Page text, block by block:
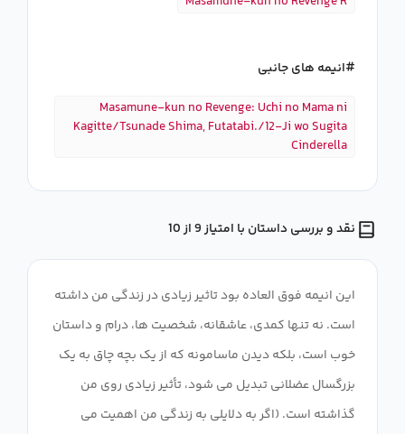
انیمه های جانبی
Masamune-kun no Revenge: Uchi no Mama ni
Kagitte/Tsunade Shima, Futatabi./12-Ji wo Sugita
Cinderella
نقد و بررسی داستان با امتیاز 9 از 10
این انیمه فوق العاده بود تاثیر زیادی در زندگی من داشته
است. نه تنها کمدی، عاشقانه، شخصیت ها، درام و داستان
خوب است، بلکه دیدن ماسامونه که از یک بچه چاق به یک
بزرگسال عضلانی تبدیل می شود، تأثیر زیادی روی من
گذاشته است. (اگر به دلایلی به زندگی من اهمیت می